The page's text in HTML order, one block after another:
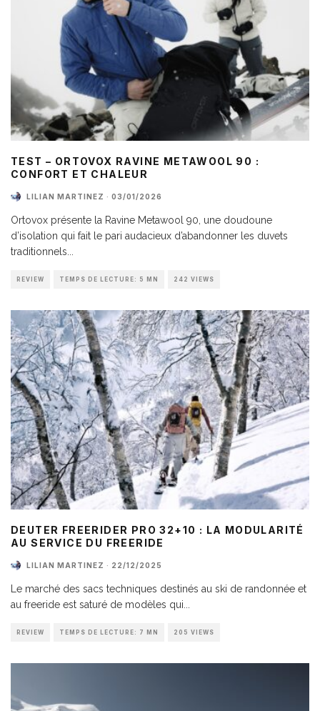
TEST – ORTOVOX RAVINE METAWOOL 90 :
CONFORT ET CHALEUR
LILIAN MARTINEZ · 03/01/2026
Ortovox présente la Ravine Metawool 90, une doudoune
d’isolation qui fait le pari audacieux d’abandonner les duvets
traditionnels...
REVIEW TEMPS DE LECTURE: 5 MN 242 VIEWS
DEUTER FREERIDER PRO 32+10 : LA MODULARITÉ
AU SERVICE DU FREERIDE
LILIAN MARTINEZ · 22/12/2025
Le marché des sacs techniques destinés au ski de randonnée et
au freeride est saturé de modèles qui
REVIEW TEMPS DE LECTURE: 7 MN 205 VIEWS